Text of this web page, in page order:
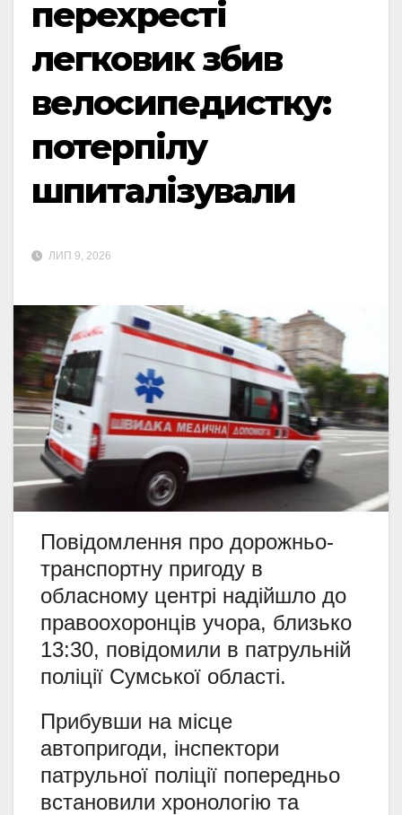
перехресті
легковик збив
велосипедистку:
потерпілу
шпиталізували
ЛИП 9, 2026
Повідомлення про дорожньо-
транспортну пригоду в
обласному центрі надійшло до
правоохоронців учора, близько
13:30, повідомили в патрульній
поліції Сумської області.
Прибувши на місце
автопригоди, інспектори
патрульної поліції попередньо
встановили хронологію та